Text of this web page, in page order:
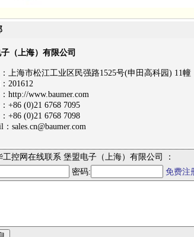
（上海）有限公司
海市松江工业区民强路1525号(申田高科园) 11幢
www.baumer.com
(0)21 6768 7095
(0)21 6768 7098
工控网在线联系 堡盟电子（上海）有限公司 ：
密码: 免费注